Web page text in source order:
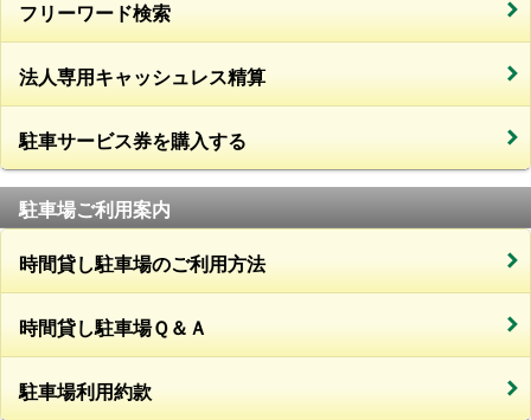
フリーワード検索
法人専用キャッシュレス精算
駐車サービス券を購入する
駐車場ご利用案内
時間貸し駐車場のご利用方法
時間貸し駐車場Ｑ＆Ａ
駐車場利用約款